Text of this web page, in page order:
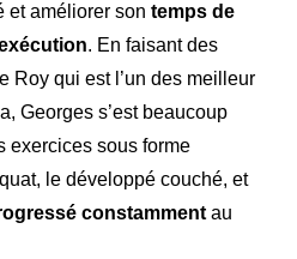
et améliorer sontemps de
. En faisant des
Roy qui est l’un des meilleur
Georges s’est beaucoup
exercices sous forme
le développé couché, et
constammentau